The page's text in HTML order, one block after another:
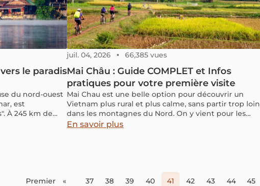
le paradis
du nord-ouest
est
À 245 km de
birmans, ses
juil. 04, 2026 66,385 vues
Mai Châu : Guide COMPLET et Infos
pratiques pour votre première visite
Mai Chau est une belle option pour découvrir un
Vietnam plus rural et plus calme, sans partir trop loin
dans les montagnes du Nord. On y vient pour les
rizières, les villages sur pilotis, les balades à vélo et
En savoir plus
Premier « 37 38 39 40 41 42 43 44 45